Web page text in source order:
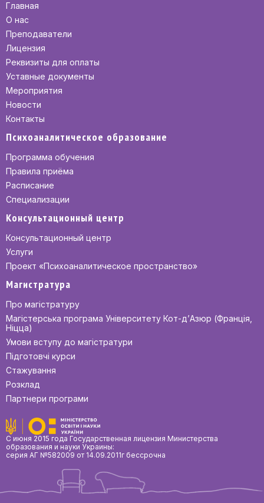
Главная
О нас
Преподаватели
Лицензия
Реквизиты для оплаты
Уставные документы
Мероприятия
Новости
Контакты
Психоаналитическое образование
Программа обучения
Правила приёма
Расписание
Специализации
Консультационный центр
Консультационный центр
Услуги
Проект «Психоаналитическое пространство»
Магистратура
Про магістратуру
Магістерська програма Університету Кот-д’Азюр (Франція,
Ніцца)
Умови вступу до магістратури
Підготовчі курси
Стажування
Розклад
Партнери програми
С июня 2015 года Государственная лицензия Министерства
образования и науки Украины:
серия АГ №582009 от 14.09.2011г бессрочна